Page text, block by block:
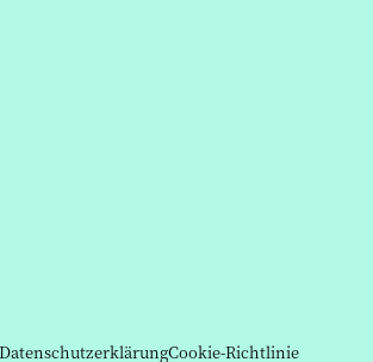
DatenschutzerklärungCookie-Richtlinie